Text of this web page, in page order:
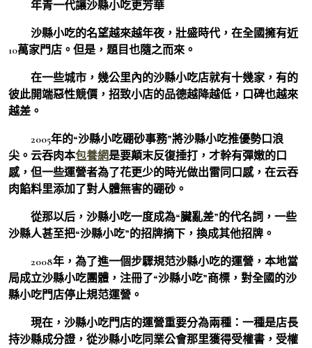
年青一代讓沙縣小吃更芳華
沙縣小吃的名望越來越年夜，壯盛時代，在全國擁有近
10萬家門店。但是，題目也隨之而來。
在一些城市，幾公里內的沙縣小吃店就有十幾家，有的
彼此開端惡性競價，招致小店的品德越降越低，口碑也越來
越差。
2005年的“沙縣小吃硼砂事務”將沙縣小吃推優勢口浪
尖。云吞肉本包養網是要顛末反復捶打，才幹有彈嫩的口
感，但一些運營者為了花更少的時光做出雷同口感，在云吞
肉餡料里添加了對人體無害的硼砂。
從那以后，沙縣小吃一度成為“臟亂差”的代名詞，一些
沙縣人甚至把“沙縣小吃”的招牌摘下，換成其他招牌。
2008年，為了進一個步驟規范沙縣小吃的運營，本地當
局成立沙縣小吃團體，注冊了“沙縣小吃”商標，對全國的沙
縣小吃門店停止規范運營。
現在，沙縣小吃門店的運營重要分為兩種：一種是店長
持沙縣成分證，從沙縣小吃同業公會那里獲得受權書，受權